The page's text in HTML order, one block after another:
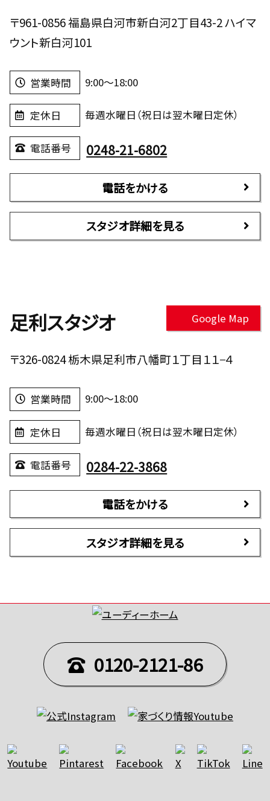
〒961-0856 福島県白河市新白河2丁目43-2 ハイマ
ウント新白河101
営業時間 9:00～18:00
定休日 毎週水曜日（祝日は翌木曜日定休）
電話番号 0248-21-6802
電話をかける
スタジオ詳細を見る
足利スタジオ Google Map
〒326-0824 栃木県足利市八幡町１丁目１１−４
営業時間 9:00～18:00
定休日 毎週水曜日（祝日は翌木曜日定休）
電話番号 0284-22-3868
電話をかける
スタジオ詳細を見る
0120-2121-86